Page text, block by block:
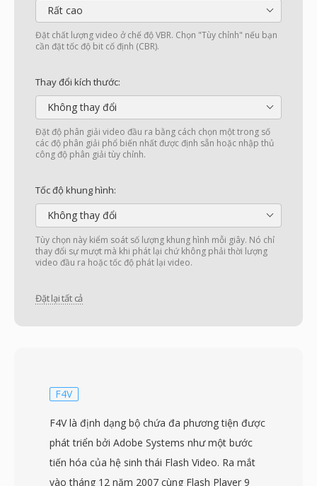
Rất cao
Đặt chất lượng video ở chế độ VBR. Chọn "Tùy chỉnh" nếu bạn
cần đặt tốc độ bit cố định (CBR).
Thay đổi kích thước:
Không thay đổi
Đặt độ phân giải video đầu ra bằng cách chọn một trong số
các độ phân giải phổ biến nhất được định sẵn hoặc nhập thủ
công độ phân giải tùy chỉnh.
Tốc độ khung hình:
Không thay đổi
Tùy chọn này kiểm soát số lượng khung hình mỗi giây. Nó chỉ
thay đổi sự mượt mà khi phát lại chứ không phải thời lượng
video đầu ra hoặc tốc độ phát lại video.
Đặt lại tất cả
F4V
F4V là định dạng bộ chứa đa phương tiện được
phát triển bởi Adobe Systems như một bước
tiến hóa của hệ sinh thái Flash Video. Ra mắt
vào tháng 12 năm 2007 cùng Flash Player 9